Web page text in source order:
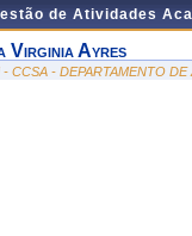
de Atividades
Virginia Ayres
- CCSA - DEPARTAMENTO